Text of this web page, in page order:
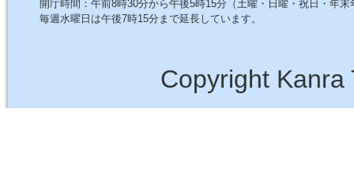
開庁時間：午前8時30分から午後5時15分（土曜・日曜・祝日・年末
毎週水曜日は午後7時15分まで延長しています。
Copyright Kanra